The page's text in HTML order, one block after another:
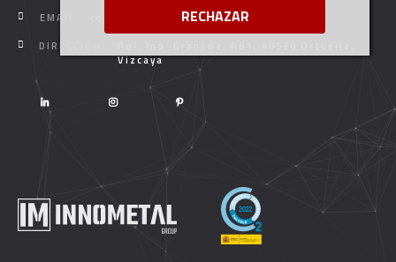
RECHAZAR
EMAIL:
comercial@innometalgroup.com
DIRECCIÓN:
Vizcaya